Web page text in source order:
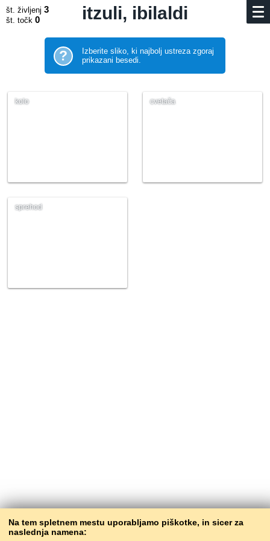
Na tem spletnem mestu uporabljamo piškotke, in sicer za
naslednja namena:
št. življenj 3
št. točk 0 itzuli, ibilaldi
?
Izberite sliko, ki najbolj ustreza zgoraj
prikazani besedi.
kolo cvetača
sprehod